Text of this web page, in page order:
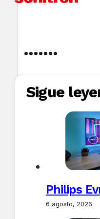
Sigue
Philips
6 agosto, 2026